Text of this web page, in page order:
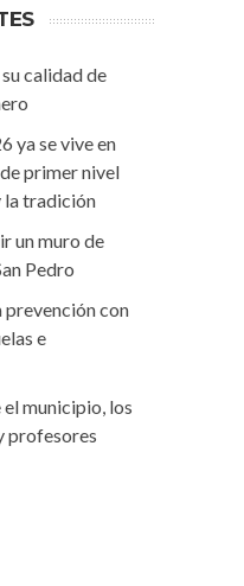
calidad de
ya se vive en
primer nivel
la tradición
un muro de
Pedro
prevención con
e
municipio, los
profesores